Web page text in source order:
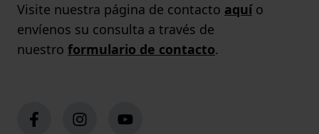
Visite nuestra página de contacto aquío
envíenos su consulta a través de
nuestro formulario de contacto.